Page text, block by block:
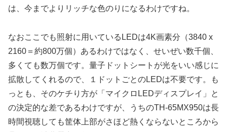
は、今までよりリッチな色のりになるわけですね。
なおここでも照射に用いているLEDは4K画素分（3840 x
2160＝約800万個）あるわけではなく、せいぜい数千個、
多くても数万個です。量子ドットシートが光をいい感じに
拡散してくれるので、１ドットごとのLEDは不要です。も
っとも、そのケチり方が「マイクロLEDディスプレイ」と
の決定的な差であるわけですが、うちのTH-65MX950は長
時間視聴しても筐体上部がさほど熱くならないところから